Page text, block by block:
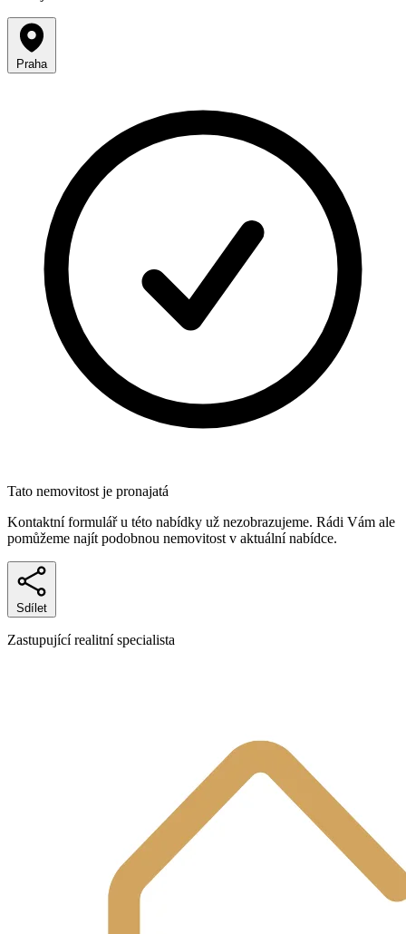
Praha
Tato nemovitost je pronajatá
Kontaktní formulář u této nabídky už nezobrazujeme. Rádi Vám ale
pomůžeme najít podobnou nemovitost v aktuální nabídce.
Sdílet
Zastupující realitní specialista